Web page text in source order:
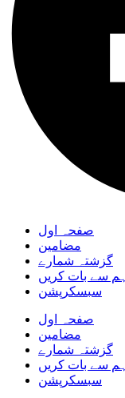
صفحہ اول
مضامین
گزشتہ شمارے
ہم سے بات کریں
سبسکرپشن
صفحہ اول
مضامین
گزشتہ شمارے
ہم سے بات کریں
سبسکرپشن